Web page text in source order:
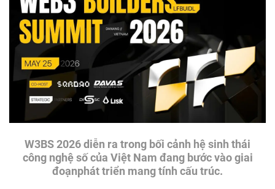
W3BS 2026 diễn ra trong bối cảnh hệ sinh thái
công nghệ số của Việt Nam đang bước vào giai
đoạnphát triển mang tính cấu trúc.